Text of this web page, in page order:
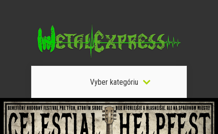
Vyber kategóriu